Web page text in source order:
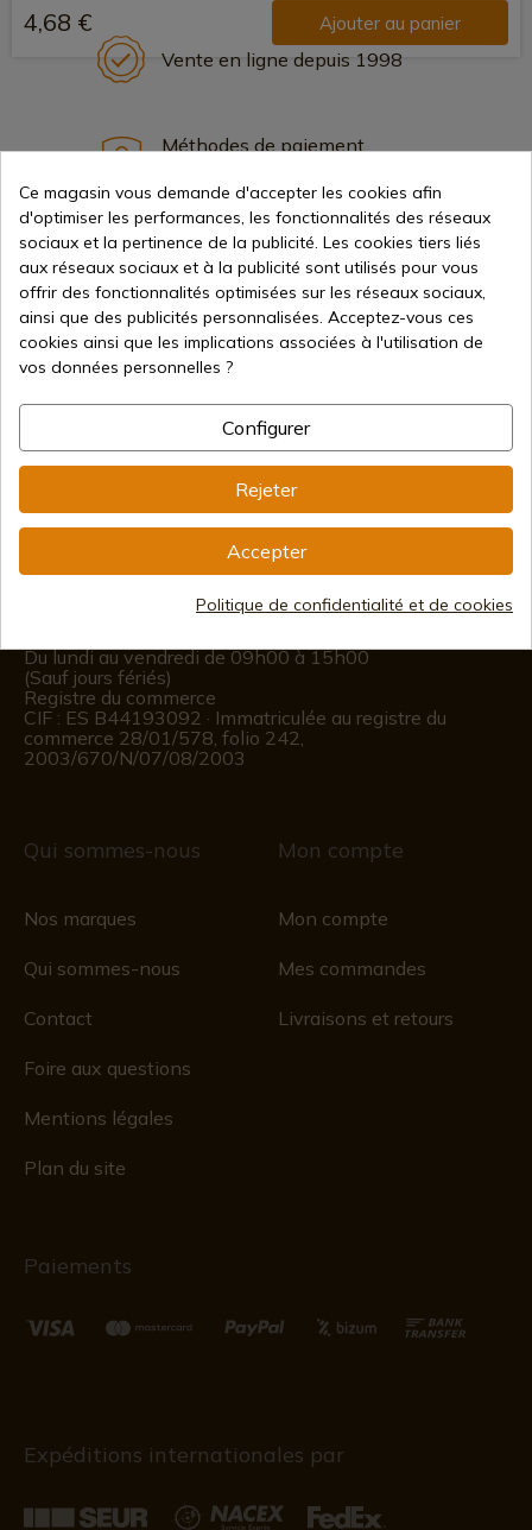
4,68 € Ajouter au panier
Vente en ligne depuis 1998
Méthodes de paiement
Expédition internationale
info@aceros-de-hispania.com
Du lundi au vendredi de 09h00 à 15h00
(Sauf jours fériés)
Registre du commerce
CIF : ES B44193092 · Immatriculée au registre du
commerce 28/01/578, folio 242,
2003/670/N/07/08/2003
Qui sommes-nous
Nos marques
Qui sommes-nous
Contact
Foire aux questions
Mentions légales
Plan du site
Mon compte
Mon compte
Mes commandes
Livraisons et retours
Paiements
Expéditions internationales par
Ce magasin vous demande d'accepter les cookies afin
d'optimiser les performances, les fonctionnalités des réseaux
sociaux et la pertinence de la publicité. Les cookies tiers liés
aux réseaux sociaux et à la publicité sont utilisés pour vous
offrir des fonctionnalités optimisées sur les réseaux sociaux,
ainsi que des publicités personnalisées. Acceptez-vous ces
cookies ainsi que les implications associées à l'utilisation de
vos données personnelles ?
Configurer
Rejeter
Accepter
Politique de confidentialité et de cookies